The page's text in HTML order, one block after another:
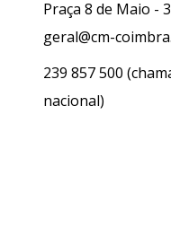
Praça 8 de Maio -
geral@cm-
239 857 500
nacional)